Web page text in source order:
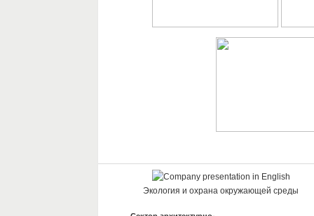
Company presentation in English
Экология и охрана окружающей среды